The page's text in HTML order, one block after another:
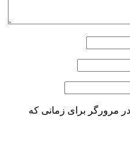
مرورگر برای زمانی که